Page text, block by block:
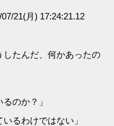
21(月) 17:24:21.12
たんだ、何かあったの
のか？」
るわけではない」